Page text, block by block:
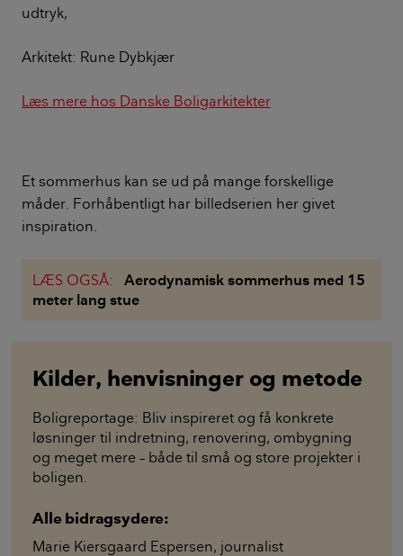
udtryk,
Arkitekt: Rune Dybkjær
Læs mere hos Danske Boligarkitekter
Et sommerhus kan se ud på mange forskellige
måder. Forhåbentligt har billedserien her givet
inspiration.
LÆS OGSÅ:
Aerodynamisk sommerhus med 15
meter lang stue
Kilder, henvisninger og metode
Boligreportage: Bliv inspireret og få konkrete
løsninger til indretning, renovering, ombygning
og meget mere – både til små og store projekter i
boligen.
Alle bidragsydere:
Marie Kiersgaard Espersen, journalist